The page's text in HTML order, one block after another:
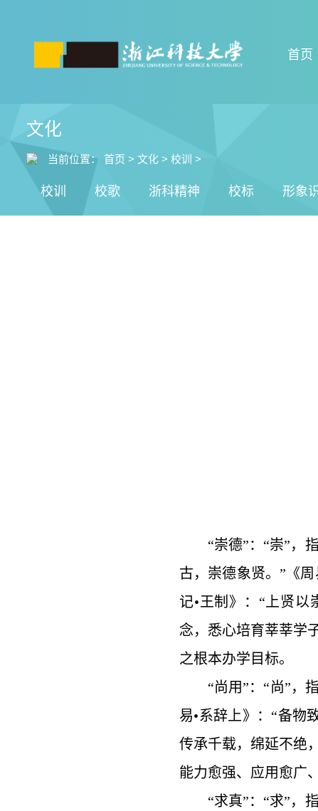
首页
文化
当前位置： 首页 > 文化 > 校训 >
校训 校歌 浙科精神 校标 形象
“崇德”：“崇”，
古，崇德象贤。”《
记•王制》：“上贤以
念，悉心培育莘莘学
之根本办学目标。
“尚用”：“尚”，
易•系辞上》：“备物
传承千载，绵延不绝
能力愈强、应用愈广
“求真”：“求”，